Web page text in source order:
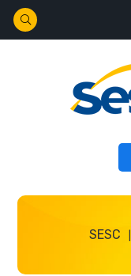
SESC